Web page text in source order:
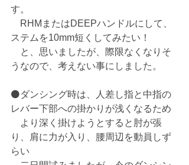
す。
RHMまたはDEEPハンドルにして、
ステムを10mm短くしてみたい！
と、思いましたが、際限なくなりそ
うなので、考えない事にしました。
⚫️ダンシング時は、人差し指と中指の
レバー下部への掛かりが浅くなるため
より深く掛けようとすると肘が張
り、肩に力が入り、腰周辺を動員しず
らい